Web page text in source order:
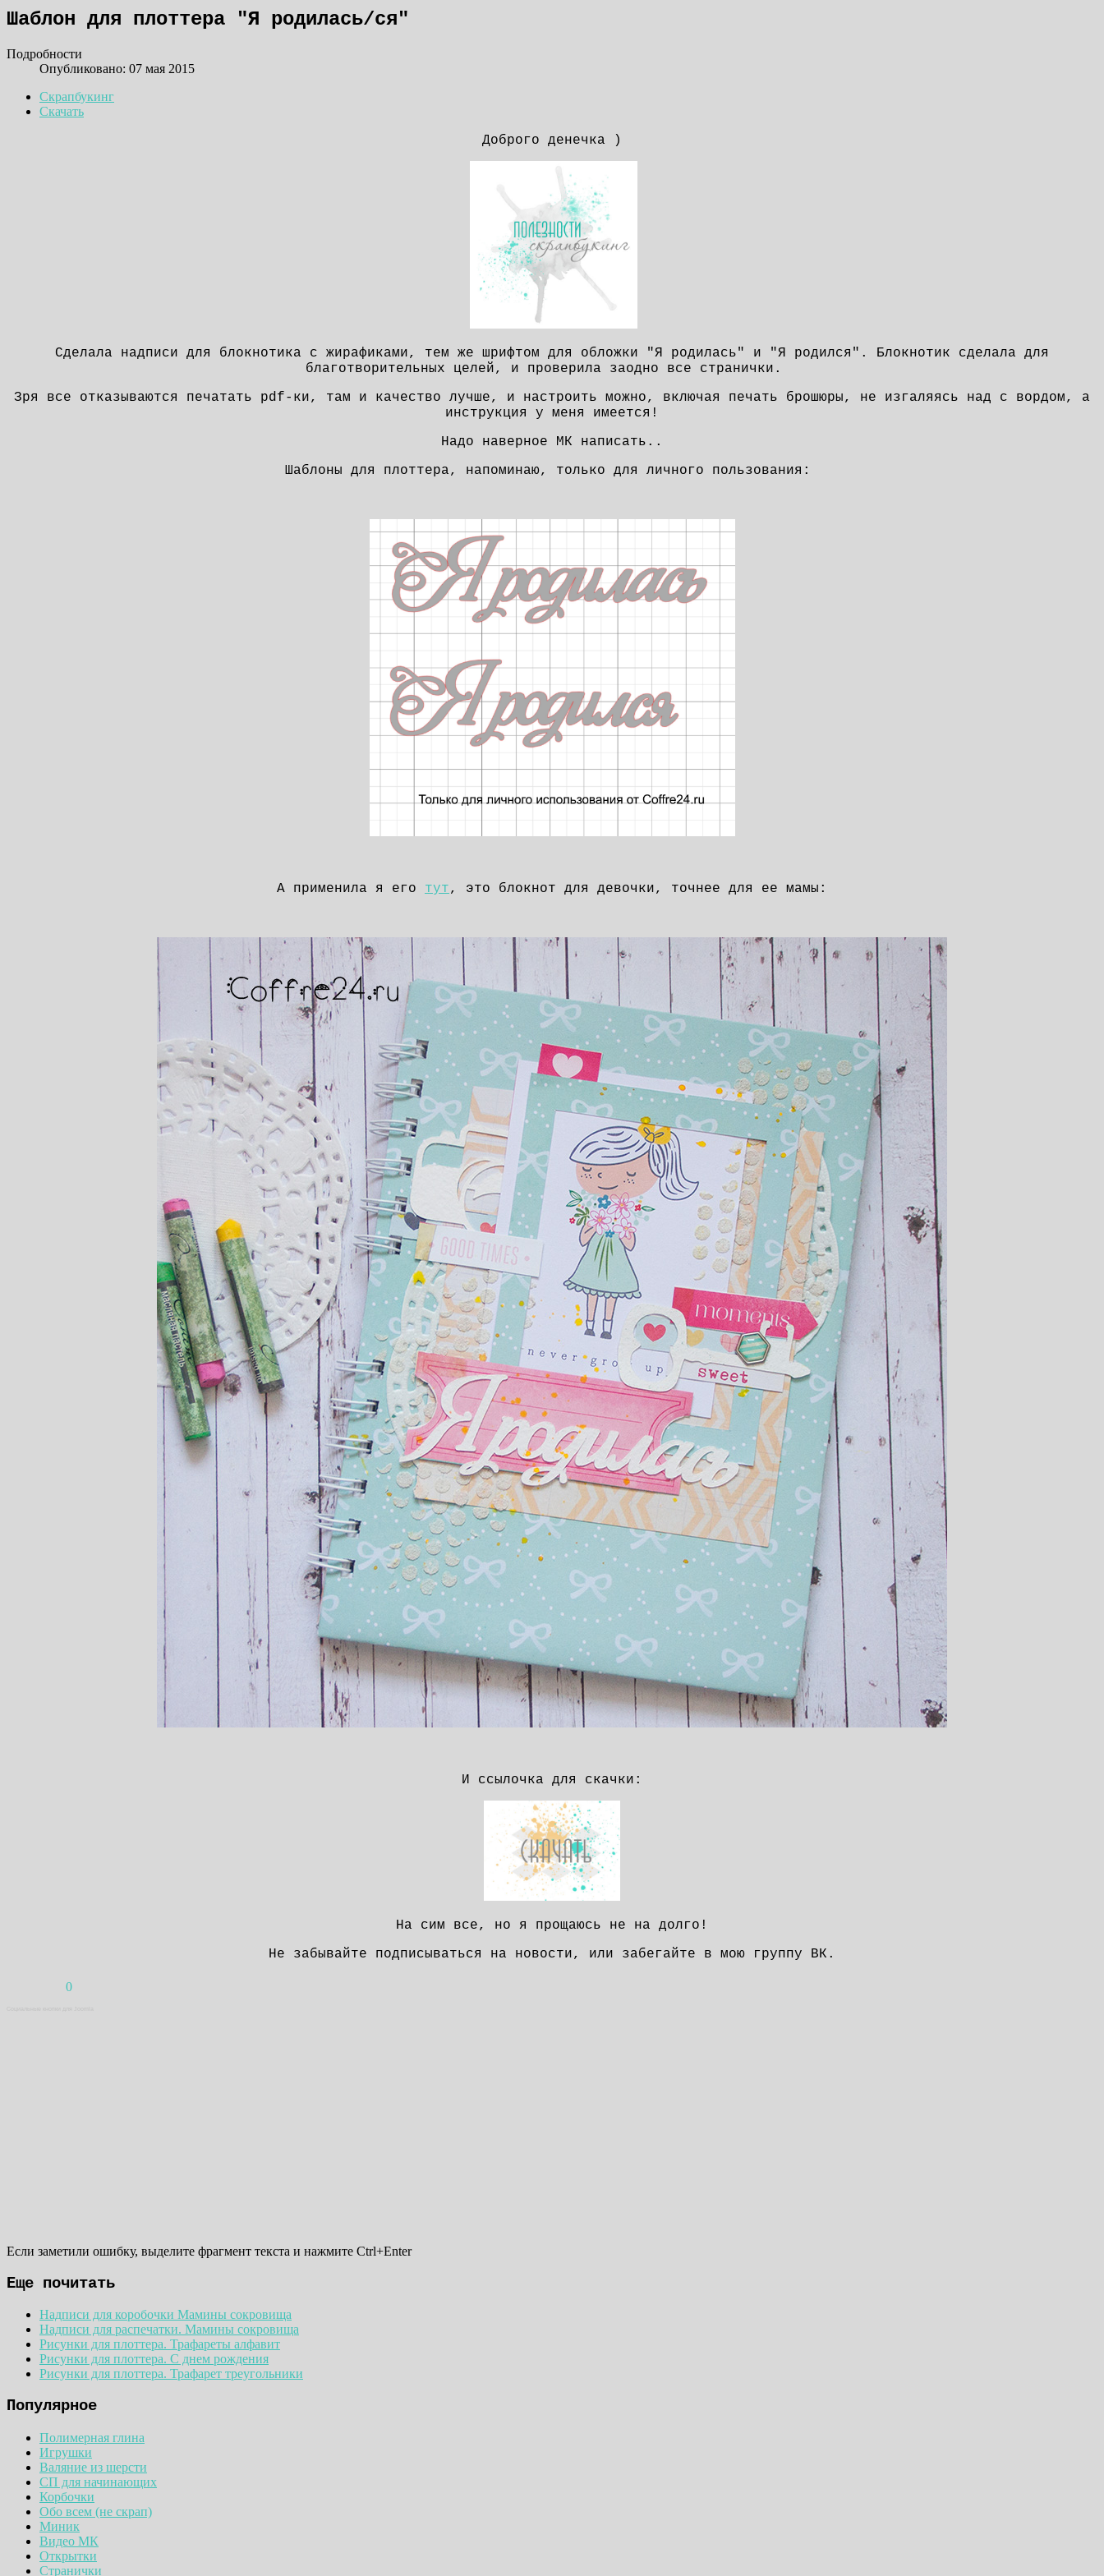
Шаблон для плоттера "Я родилась/ся"
Подробности
Опубликовано: 07 мая 2015
Скрапбукинг
Скачать
Доброго денечка )
Сделала надписи для блокнотика с жирафиками, тем же шрифтом для обложки "Я родилась" и "Я родился". Блокнотик сделала для
благотворительных целей, и проверила заодно все странички.
Зря все отказываются печатать pdf-ки, там и качество лучше, и настроить можно, включая печать брошюры, не изгаляясь над с вордом, а
инструкция у меня имеется!
Надо наверное МК написать..
Шаблоны для плоттера, напоминаю, только для личного пользования:
А применила я его тут, это блокнот для девочки, точнее для ее мамы:
И ссылочка для скачки:
На сим все, но я прощаюсь не на долго!
Не забывайте подписываться на новости, или забегайте в мою группу ВК.
0
Если заметили ошибку, выделите фрагмент текста и нажмите Ctrl+Enter
Еще почитать
Надписи для коробочки Мамины сокровища
Надписи для распечатки. Мамины сокровища
Рисунки для плоттера. Трафареты алфавит
Рисунки для плоттера. С днем рождения
Рисунки для плоттера. Трафарет треугольники
Популярное
Полимерная глина
Игрушки
Валяние из шерсти
СП для начинающих
Корбочки
Обо всем (не скрап)
Миник
Видео МК
Открытки
Странички